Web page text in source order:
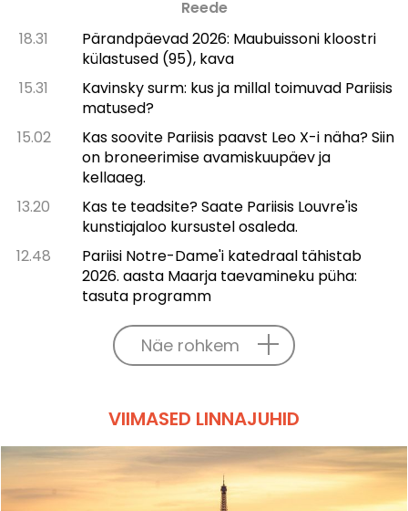
Reede
18.31
Pärandpäevad 2026: Maubuissoni kloostri
külastused (95), kava
15.31
Kavinsky surm: kus ja millal toimuvad Pariisis
matused?
15.02
Kas soovite Pariisis paavst Leo X-i näha? Siin
on broneerimise avamiskuupäev ja
kellaaeg.
13.20
Kas te teadsite? Saate Pariisis Louvre'is
kunstiajaloo kursustel osaleda.
12.48
Pariisi Notre-Dame'i katedraal tähistab
2026. aasta Maarja taevamineku püha:
tasuta programm
Näe rohkem
VIIMASED LINNAJUHID